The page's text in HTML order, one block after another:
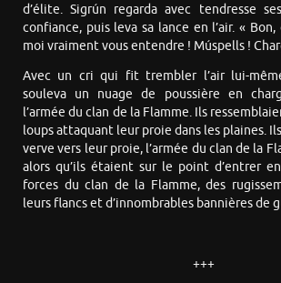
d’élite. Sigrún regarda avec tendresse
confiance, puis leva sa lance en l’air. « Bon,
moi vraiment vous entendre ! Múspells !
Avec un cri qui fit trembler l’air lui-
souleva un nuage de poussière en
l’armée du clan de la Flamme. Ils
loups attaquant leur proie dans les plaines.
verve vers leur proie, l’armée du clan de la
alors qu’ils étaient sur le point d’entrer
forces du clan de la Flamme, des
leurs flancs et d’innombrables bannières de
+++